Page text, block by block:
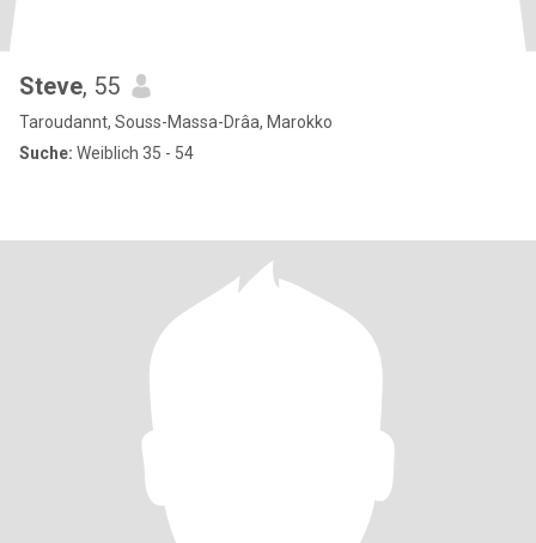
Steve, 55
Taroudannt, Souss-Massa-Drâa, Marokko
Suche: Weiblich 35 - 54